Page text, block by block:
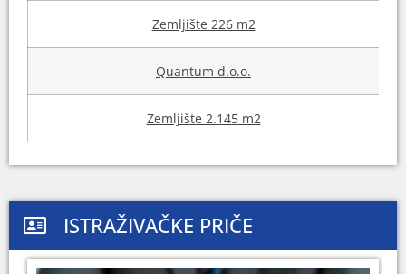
Zemljište 226 m2
Quantum d.o.o.
Zemljište 2.145 m2
ISTRAŽIVAČKE PRIČE